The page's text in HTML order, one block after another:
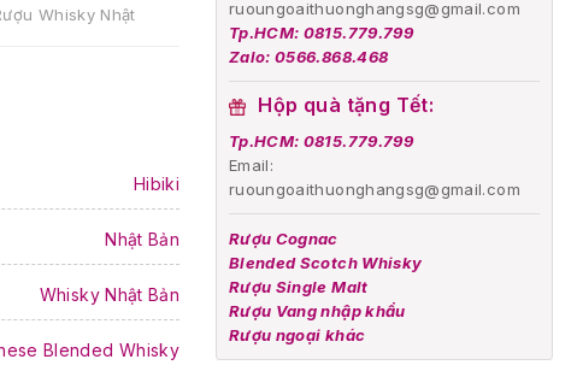
ruoungoaithuonghangsg@gmail.com
Tp.HCM: 0815.779.799
Zalo: 0566.868.468
Hộp quà tặng Tết:
Tp.HCM: 0815.779.799
Email:
ruoungoaithuonghangsg@gmail.com
Rượu Cognac
Blended Scotch Whisky
Rượu Single Malt
Rượu Vang nhập khẩu
Rượu ngoại khác
Whisky Nhật
Hibiki
Nhật Bản
Whisky Nhật Bản
Blended Whisky